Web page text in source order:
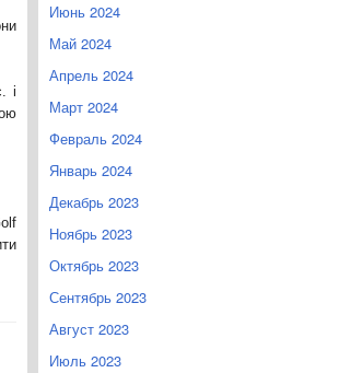
і
Июнь 2024
Май 2024
Апрель 2024
Март 2024
Февраль 2024
Январь 2024
Декабрь 2023
Ноябрь 2023
Октябрь 2023
Сентябрь 2023
Август 2023
Июль 2023